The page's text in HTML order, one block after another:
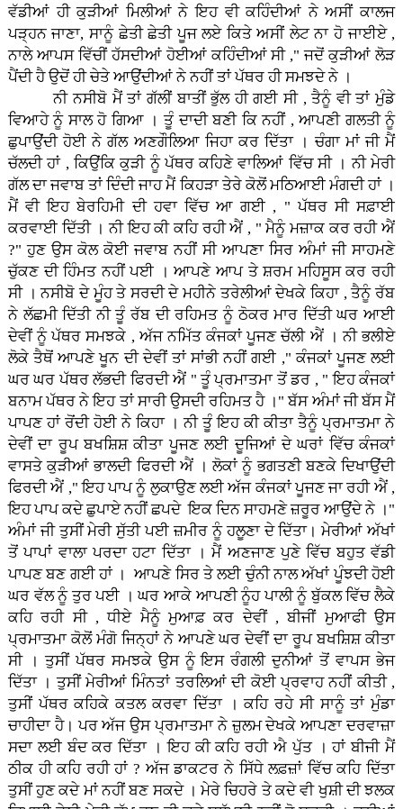
ਵੱਡੀਆਂ ਹੀ ਕੁੜੀਆਂ ਮਿਲੀਆਂ ਨੇ ਇਹ ਵੀ ਕਹਿੰਦੀਆਂ ਨੇ ਅਸੀਂ ਕਾਲਜ
ਪੜ੍ਹਨ ਜਾਣਾ, ਸਾਨੂੰ ਛੇਤੀ ਛੇਤੀ ਪੂਜ ਲਏ ਕਿਤੇ ਅਸੀਂ ਲੇਟ ਨਾ ਹੋ ਜਾਈਏ ,
ਨਾਲੇ ਆਪਸ ਵਿੱਚੀਂ ਹੱਸਦੀਆਂ ਹੋਈਆਂ ਕਹਿੰਦੀਆਂ ਸੀ ," ਜਦੋਂ ਕੁੜੀਆਂ ਲੋੜ
ਪੈਂਦੀ ਹੈ ਉਦੋਂ ਹੀ ਚੇਤੇ ਆਉਂਦੀਆਂ ਨੇ ਨਹੀਂ ਤਾਂ ਪੱਥਰ ਹੀ ਸਮਝਦੇ ਨੇ ।
ਨੀ ਨਸੀਬੋ ਮੈਂ ਤਾਂ ਗੱਲੀਂ ਬਾਤੀਂ ਭੁੱਲ ਹੀ ਗਈ ਸੀ , ਤੈਨੂੰ ਵੀ ਤਾਂ ਮੁੰਡੇ
ਵਿਆਹੇ ਨੂੰ ਸਾਲ ਹੋ ਗਿਆ । ਤੂੰ ਦਾਦੀ ਬਣੀ ਕਿ ਨਹੀਂ , ਆਪਣੀ ਗਲਤੀ ਨੂੰ
ਛੁਪਾਉਂਦੀ ਹੋਈ ਨੇ ਗੱਲ ਅਣਗੌਲਿਆ ਜਿਹਾ ਕਰ ਦਿੱਤਾ । ਚੰਗਾ ਮਾਂ ਜੀ ਮੈਂ
ਚੱਲਦੀ ਹਾਂ , ਕਿਉਂਕਿ ਕੁੜੀ ਨੂੰ ਪੱਥਰ ਕਹਿਣੇ ਵਾਲਿਆਂ ਵਿੱਚ ਸੀ । ਨੀ ਮੇਰੀ
ਗੱਲ ਦਾ ਜਵਾਬ ਤਾਂ ਦਿੰਦੀ ਜਾਹ ਮੈਂ ਕਿਹੜਾ ਤੇਰੇ ਕੋਲੋਂ ਮਠਿਆਈ ਮੰਗਦੀ ਹਾਂ ।
ਮੈਂ ਵੀ ਇਹ ਬੇਰਹਿਮੀ ਦੀ ਹਵਾ ਵਿੱਚ ਆ ਗਈ , " ਪੱਥਰ ਸੀ ਸਫ਼ਾਈ
ਕਰਵਾਈ ਦਿੱਤੀ । ਨੀ ਇਹ ਕੀ ਕਹਿ ਰਹੀ ਐਂ , " ਮੈਨੂੰ ਮਜ਼ਾਕ ਕਰ ਰਹੀ ਐਂ
?" ਹੁਣ ਉਸ ਕੋਲ ਕੋਈ ਜਵਾਬ ਨਹੀਂ ਸੀ ਆਪਣਾ ਸਿਰ ਅੰਮਾਂ ਜੀ ਸਾਹਮਣੇ
ਚੁੱਕਣ ਦੀ ਹਿੰਮਤ ਨਹੀਂ ਪਈ । ਆਪਣੇ ਆਪ ਤੇ ਸ਼ਰਮ ਮਹਿਸੂਸ ਕਰ ਰਹੀ
ਸੀ । ਨਸੀਬੋ ਦੇ ਮੂੰਹ ਤੇ ਸਰਦੀ ਦੇ ਮਹੀਨੇ ਤਰੇਲੀਆਂ ਦੇਖਕੇ ਕਿਹਾ , ਤੈਨੂੰ ਰੱਬ
ਨੇ ਲੱਛਮੀ ਦਿੱਤੀ ਨੀ ਤੂੰ ਰੱਬ ਦੀ ਰਹਿਮਤ ਨੂੰ ਠੋਕਰ ਮਾਰ ਦਿੱਤੀ ਘਰ ਆਈ
ਦੇਵੀਂ ਨੂੰ ਪੱਥਰ ਸਮਝਕੇ , ਅੱਜ ਨਮਿੱਤ ਕੰਜਕਾਂ ਪੂਜਣ ਚੱਲੀ ਐਂ । ਨੀ ਭਲੀਏ
ਲੋਕੇ ਤੈਥੋਂ ਆਪਣੇ ਖੂਨ ਦੀ ਦੇਵੀਂ ਤਾਂ ਸਾਂਭੀ ਨਹੀਂ ਗਈ ," ਕੰਜਕਾਂ ਪੂਜਣ ਲਈ
ਘਰ ਘਰ ਪੱਥਰ ਲੱਭਦੀ ਫਿਰਦੀ ਐਂ " ਤੂੰ ਪ੍ਰਮਾਤਮਾ ਤੋਂ ਡਰ , " ਇਹ ਕੰਜਕਾਂ
ਬਨਾਮ ਪੱਥਰ ਨੇ ਇਹ ਤਾਂ ਸਾਰੀ ਉਸਦੀ ਰਹਿਮਤ ਹੈ ।" ਬੱਸ ਅੰਮਾਂ ਜੀ ਬੱਸ ਮੈਂ
ਪਾਪਣ ਹਾਂ ਰੋਂਦੀ ਹੋਈ ਨੇ ਕਿਹਾ । ਨੀ ਤੂੰ ਇਹ ਕੀ ਕੀਤਾ ਤੈਨੂੰ ਪ੍ਰਮਾਤਮਾ ਨੇ
ਦੇਵੀਂ ਦਾ ਰੂਪ ਬਖਸ਼ਿਸ਼ ਕੀਤਾ ਪੂਜਣ ਲਈ ਦੂਜਿਆਂ ਦੇ ਘਰਾਂ ਵਿੱਚ ਕੰਜਕਾਂ
ਵਾਸਤੇ ਕੁੜੀਆਂ ਭਾਲਦੀ ਫਿਰਦੀ ਐਂ । ਲੋਕਾਂ ਨੂੰ ਭਗਤਣੀ ਬਣਕੇ ਦਿਖਾਉਂਦੀ
ਫਿਰਦੀ ਐਂ ," ਇਹ ਪਾਪ ਨੂੰ ਲੁਕਾਉਣ ਲਈ ਅੱਜ ਕੰਜਕਾਂ ਪੂਜਣ ਜਾ ਰਹੀ ਐਂ ,
ਇਹ ਪਾਪ ਕਦੇ ਛੁਪਾਏ ਨਹੀਂ ਛਪਦੇ ਇਕ ਦਿਨ ਸਾਹਮਣੇ ਜ਼ਰੂਰ ਆਉਂਦੇ ਨੇ ।"
ਅੰਮਾਂ ਜੀ ਤੁਸੀਂ ਮੇਰੀ ਸੁੱਤੀ ਪਈ ਜ਼ਮੀਰ ਨੂੰ ਹਲੂਣਾ ਦੇ ਦਿੱਤਾ। ਮੇਰੀਆਂ ਅੱਖਾਂ
ਤੋਂ ਪਾਪਾਂ ਵਾਲਾ ਪਰਦਾ ਹਟਾ ਦਿੱਤਾ । ਮੈਂ ਅਣਜਾਣ ਪੁਣੇ ਵਿੱਚ ਬਹੁਤ ਵੱਡੀ
ਪਾਪਣ ਬਣ ਗਈ ਹਾਂ । ਆਪਣੇ ਸਿਰ ਤੇ ਲਈ ਚੁੰਨੀ ਨਾਲ ਅੱਖਾਂ ਪੂੰਝਦੀ ਹੋਈ
ਘਰ ਵੱਲ ਨੂੰ ਤੁਰ ਪਈ । ਘਰ ਆਕੇ ਆਪਣੀ ਨੂੰਹ ਪਾਲੀ ਨੂੰ ਬੁੱਕਲ ਵਿੱਚ ਲੈਕੇ
ਕਹਿ ਰਹੀ ਸੀ , ਧੀਏ ਮੈਨੂੰ ਮੁਆਫ਼ ਕਰ ਦੇਵੀਂ , ਬੀਜੀਂ ਮੁਆਫੀ ਉਸ
ਪ੍ਰਮਾਤਮਾ ਕੋਲੋਂ ਮੰਗੋ ਜਿਨ੍ਹਾਂ ਨੇ ਆਪਣੇ ਘਰ ਦੇਵੀਂ ਦਾ ਰੂਪ ਬਖਸ਼ਿਸ਼ ਕੀਤਾ
ਸੀ । ਤੁਸੀਂ ਪੱਥਰ ਸਮਝਕੇ ਉਸ ਨੂੰ ਇਸ ਰੰਗਲੀ ਦੁਨੀਆਂ ਤੋਂ ਵਾਪਸ ਭੇਜ
ਦਿੱਤਾ । ਤੁਸੀਂ ਮੇਰੀਆਂ ਮਿੰਨਤਾਂ ਤਰਲਿਆਂ ਦੀ ਕੋਈ ਪ੍ਰਵਾਹ ਨਹੀਂ ਕੀਤੀ ,
ਤੁਸੀਂ ਪੱਥਰ ਕਹਿਕੇ ਕਤਲ ਕਰਵਾ ਦਿੱਤਾ । ਕਹਿ ਰਹੇ ਸੀ ਸਾਨੂੰ ਤਾਂ ਮੁੰਡਾ
ਚਾਹੀਦਾ ਹੈ। ਪਰ ਅੱਜ ਉਸ ਪ੍ਰਮਾਤਮਾ ਨੇ ਜ਼ੁਲਮ ਦੇਖਕੇ ਆਪਣਾ ਦਰਵਾਜ਼ਾ
ਸਦਾ ਲਈ ਬੰਦ ਕਰ ਦਿੱਤਾ । ਇਹ ਕੀ ਕਹਿ ਰਹੀ ਐ ਪੁੱਤ । ਹਾਂ ਬੀਜੀ ਮੈਂ
ਠੀਕ ਹੀ ਕਹਿ ਰਹੀ ਹਾਂ ? ਅੱਜ ਡਾਕਟਰ ਨੇ ਸਿੱਧੇ ਲਫ਼ਜ਼ਾਂ ਵਿੱਚ ਕਹਿ ਦਿੱਤਾ
ਤੁਸੀਂ ਹੁਣ ਕਦੇ ਮਾਂ ਨਹੀਂ ਬਣ ਸਕਦੇ । ਮੇਰੇ ਚਿਹਰੇ ਤੇ ਕਦੇ ਵੀ ਖੁਸ਼ੀ ਦੀ ਝਲਕ